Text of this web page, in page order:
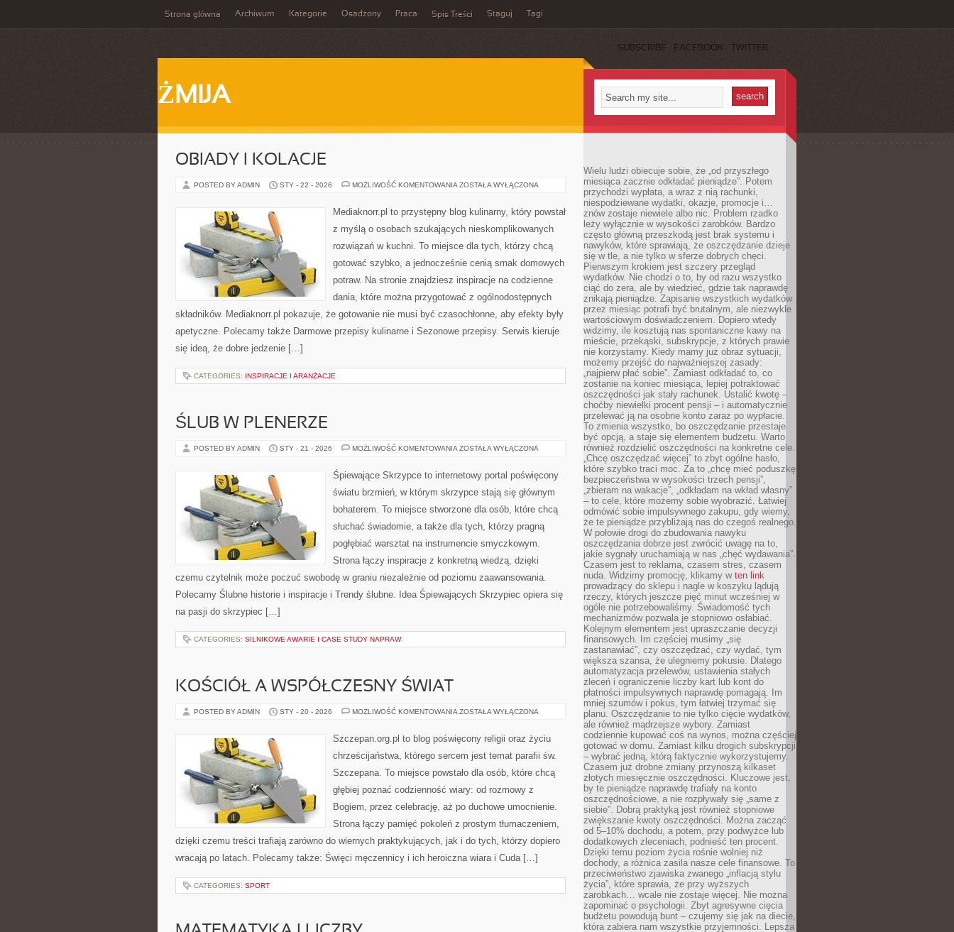
Strona główna Archiwum Kategorie Osadzony Praca Spis Treści Staguj Tagi
SUBSCRIBE FACEBOOK TWITTER
ŻMIJA
OBIADY I KOLACJE
POSTED BY ADMIN STY - 22 - 2026 MOŻLIWOŚĆ KOMENTOWANIA OBIADY
ZOSTAŁA WYŁĄCZONA
Mediaknorr.pl to przystępny blog kulinarny, który powstał
z myślą o osobach szukających nieskomplikowanych
rozwiązań w kuchni. To miejsce dla tych, którzy chcą
gotować szybko, a jednocześnie cenią smak domowych
potraw. Na stronie znajdziesz inspiracje na codzienne
dania, które można przygotować z ogólnodostępnych
składników. Mediaknorr.pl pokazuje, że gotowanie nie musi być czasochłonne, aby efekty były
apetyczne. Polecamy także Darmowe przepisy kulinarne i Sezonowe przepisy. Serwis kieruje
się ideą, że dobre jedzenie […]
CATEGORIES: INSPIRACJE I ARANŻACJE
ŚLUB W PLENERZE
POSTED BY ADMIN STY - 21 - 2026 MOŻLIWOŚĆ KOMENTOWANIA ŚLUB
ZOSTAŁA WYŁĄCZONA
Śpiewające Skrzypce to internetowy portal poświęcony
światu brzmień, w którym skrzypce stają się głównym
bohaterem. To miejsce stworzone dla osób, które chcą
słuchać świadomie, a także dla tych, którzy pragną
pogłębiać warsztat na instrumencie smyczkowym.
Strona łączy inspiracje z konkretną wiedzą, dzięki
czemu czytelnik może poczuć swobodę w graniu niezależnie od poziomu zaawansowania.
Polecamy Ślubne historie i inspiracje i Trendy ślubne. Idea Śpiewających Skrzypiec opiera się
na pasji do skrzypiec […]
CATEGORIES: SILNIKOWE AWARIE I CASE STUDY NAPRAW
KOŚCIÓŁ A WSPÓŁCZESNY ŚWIAT
POSTED BY ADMIN STY - 20 - 2026 MOŻLIWOŚĆ KOMENTOWANIA KOŚCIÓŁ
ZOSTAŁA WYŁĄCZONA
Szczepan.org.pl to blog poświęcony religii oraz życiu
chrześcijaństwa, którego sercem jest temat parafii św.
Szczepana. To miejsce powstało dla osób, które chcą
głębiej poznać codzienność wiary: od rozmowy z
Bogiem, przez celebrację, aż po duchowe umocnienie.
Strona łączy pamięć pokoleń z prostym tłumaczeniem,
dzięki czemu treści trafiają zarówno do wiernych praktykujących, jak i do tych, którzy dopiero
wracają po latach. Polecamy także: Święci męczennicy i ich heroiczna wiara i Cuda […]
CATEGORIES: SPORT
Wielu ludzi obiecuje sobie, że „od przyszłego
miesiąca zacznie odkładać pieniądze”. Potem
przychodzi wypłata, a wraz z nią rachunki,
niespodziewane wydatki, okazje, promocje i…
znów zostaje niewiele albo nic. Problem rzadko
leży wyłącznie w wysokości zarobków. Bardzo
często główną przeszkodą jest brak systemu i
nawyków, które sprawiają, że oszczędzanie dzieje
się w tle, a nie tylko w sferze dobrych chęci.
Pierwszym krokiem jest szczery przegląd
wydatków. Nie chodzi o to, by od razu wszystko
ciąć do zera, ale by wiedzieć, gdzie tak naprawdę
znikają pieniądze. Zapisanie wszystkich wydatków
przez miesiąc potrafi być brutalnym, ale niezwykle
wartościowym doświadczeniem. Dopiero wtedy
widzimy, ile kosztują nas spontaniczne kawy na
mieście, przekąski, subskrypcje, z których prawie
nie korzystamy. Kiedy mamy już obraz sytuacji,
możemy przejść do najważniejszej zasady:
„najpierw płać sobie”. Zamiast odkładać to, co
zostanie na koniec miesiąca, lepiej potraktować
oszczędności jak stały rachunek. Ustalić kwotę –
choćby niewielki procent pensji – i automatycznie
przelewać ją na osobne konto zaraz po wypłacie.
To zmienia wszystko, bo oszczędzanie przestaje
być opcją, a staje się elementem budżetu. Warto
również rozdzielić oszczędności na konkretne cele.
„Chcę oszczędzać więcej” to zbyt ogólne hasło,
które szybko traci moc. Za to „chcę mieć poduszkę
bezpieczeństwa w wysokości trzech pensji”,
„zbieram na wakacje”, „odkładam na wkład własny”
– to cele, które możemy sobie wyobrazić. Łatwiej
odmówić sobie impulsywnego zakupu, gdy wiemy,
że te pieniądze przybliżają nas do czegoś realnego.
W połowie drogi do zbudowania nawyku
oszczędzania dobrze jest zwrócić uwagę na to,
jakie sygnały uruchamiają w nas „chęć wydawania”.
Czasem jest to reklama, czasem stres, czasem
nuda. Widzimy promocję, klikamy w ten link
prowadzący do sklepu i nagle w koszyku lądują
rzeczy, których jeszcze pięć minut wcześniej w
ogóle nie potrzebowaliśmy. Świadomość tych
mechanizmów pozwala je stopniowo osłabiać.
Kolejnym elementem jest upraszczanie decyzji
finansowych. Im częściej musimy „się
zastanawiać”, czy oszczędzać, czy wydać, tym
większa szansa, że ulegniemy pokusie. Dlatego
automatyzacja przelewów, ustawienia stałych
zleceń i ograniczenie liczby kart lub kont do
płatności impulsywnych naprawdę pomagają. Im
mniej szumów i pokus, tym łatwiej trzymać się
planu. Oszczędzanie to nie tylko cięcie wydatków,
ale również mądrzejsze wybory. Zamiast
codziennie kupować coś na wynos, można częściej
gotować w domu. Zamiast kilku drogich subskrypcji
– wybrać jedną, którą faktycznie wykorzystujemy.
Czasem już drobne zmiany przynoszą kilkaset
złotych miesięcznie oszczędności. Kluczowe jest,
by te pieniądze naprawdę trafiały na konto
oszczędnościowe, a nie rozpływały się „same z
siebie”. Dobrą praktyką jest również stopniowe
zwiększanie kwoty oszczędności. Można zacząć
od 5–10% dochodu, a potem, przy podwyżce lub
dodatkowych zleceniach, podnieść ten procent.
Dzięki temu poziom życia rośnie wolniej niż
dochody, a różnica zasila nasze cele finansowe. To
przeciwieństwo zjawiska zwanego „inflacją stylu
życia”, które sprawia, że przy wyższych
zarobkach… wcale nie zostaje więcej. Nie można
zapominać o psychologii. Zbyt agresywne cięcia
budżetu powodują bunt – czujemy się jak na diecie,
która zabiera nam wszystkie przyjemności. Lepsza